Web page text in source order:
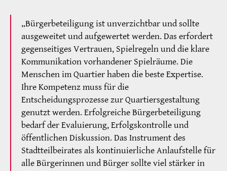
„Bürgerbeteiligung ist unverzichtbar und sollte
ausgeweitet und aufgewertet werden. Das erfordert
gegenseitiges Vertrauen, Spielregeln und die klare
Kommunikation vorhandener Spielräume. Die
Menschen im Quartier haben die beste Expertise.
Ihre Kompetenz muss für die
Entscheidungsprozesse zur Quartiersgestaltung
genutzt werden. Erfolgreiche Bürgerbeteiligung
bedarf der Evaluierung, Erfolgskontrolle und
öffentlichen Diskussion. Das Instrument des
Stadtteilbeirates als kontinuierliche Anlaufstelle für
alle Bürgerinnen und Bürger sollte viel stärker in